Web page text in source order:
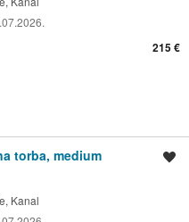
215 €
torba, medium
Kanal